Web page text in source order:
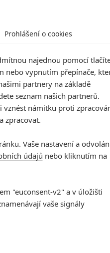
8
Marvel
433
Děti krve a
Prohlášení o cookies
najednou pomocí
nebo vypnutím přepínače,
partnery na základě
seznam našich partnerů.
vznést námitku proti
zpracovat.
Vaše nastavení a
údajů nebo kliknutím na
"euconsent-v2" a v úložišti
vaše signály